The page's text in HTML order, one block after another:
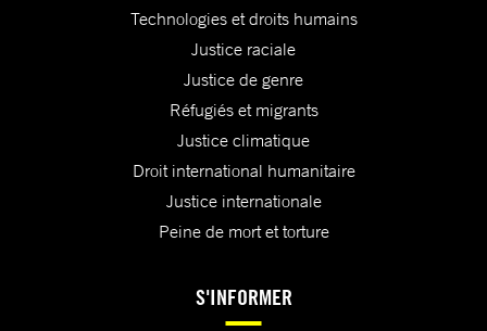
Technologies et droits humains
Justice raciale
Justice de genre
Réfugiés et migrants
Justice climatique
Droit international humanitaire
Justice internationale
Peine de mort et torture
S'INFORMER